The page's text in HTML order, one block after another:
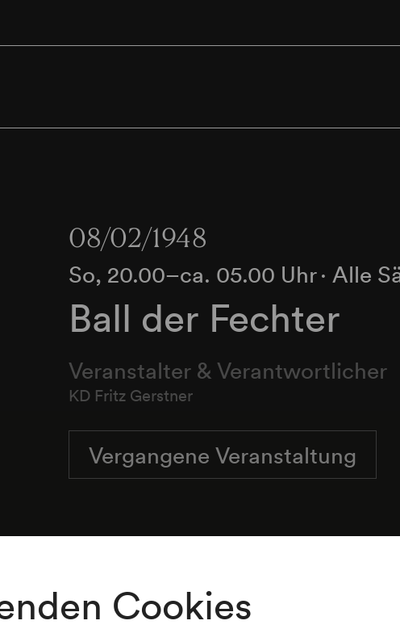
Cookies
08/02/1948
So, 20.00–ca. 05.00 Uhr∙ Alle
Ball der Fechter
Veranstalter & Verantwortlicher
KD Fritz Gerstner
Vergangene Veranstaltung